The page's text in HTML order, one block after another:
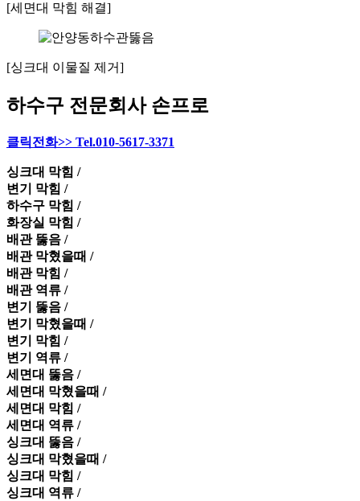
[세면대 막힘 해결]
[싱크대 이물질 제거]
하수구 전문회사 손프로
클릭전화>> Tel.010-5617-3371
싱크대 막힘 /
변기 막힘 /
하수구 막힘 /
화장실 막힘 /
배관 뚫음 /
배관 막혔을때 /
배관 막힘 /
배관 역류 /
변기 뚫음 /
변기 막혔을때 /
변기 막힘 /
변기 역류 /
세면대 뚫음 /
세면대 막혔을때 /
세면대 막힘 /
세면대 역류 /
싱크대 뚫음 /
싱크대 막혔을때 /
싱크대 막힘 /
싱크대 역류 /